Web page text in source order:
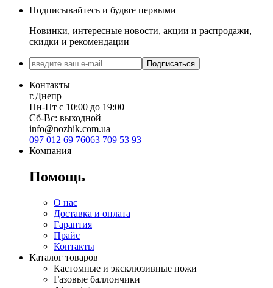
Подписывайтесь и будьте первыми
Новинки, интересные новости, акции и распродажи,
скидки и рекомендации
Подписаться
Контакты
г.Днепр
Пн-Пт с 10:00 до 19:00
Сб-Вс: выходной
info@nozhik.com.ua
097 012 69 76063 709 53 93
Компания
Помощь
О нас
Доставка и оплата
Гарантия
Прайс
Контакты
Каталог товаров
Кастомные и эксклюзивные ножи
Газовые баллончики